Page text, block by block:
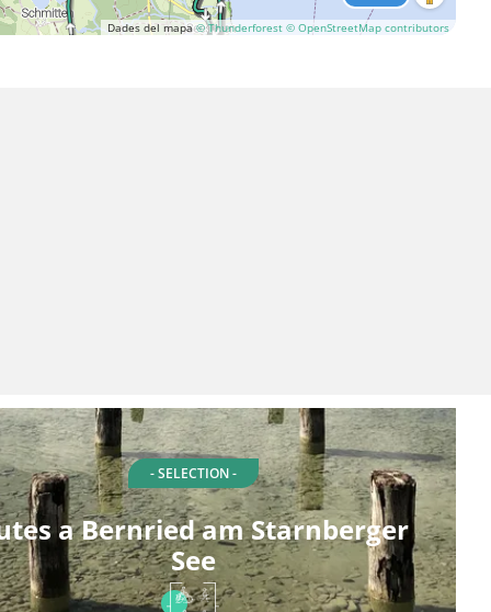
Dades del mapa© Thunderforest © OpenStreetMap contributors
- SELECTION -
a Bernried am Starnberger
See